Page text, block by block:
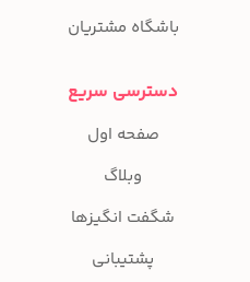
باشگاه مشتریان
دسترسی سریع
صفحه اول
وبلاگ
شگفت انگیزها
پشتیبانی